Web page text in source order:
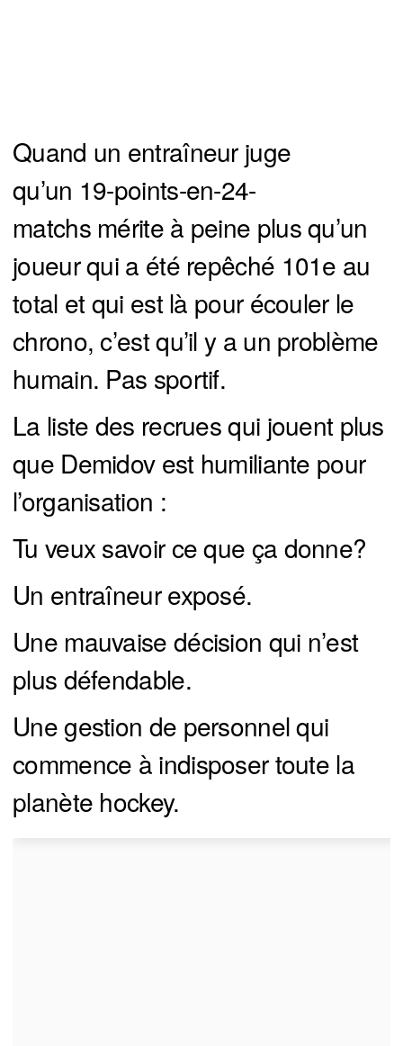
Quand un entraîneur juge
qu’un 19-points-en-24-
matchs mérite à peine plus qu’un
joueur qui a été repêché 101e au
total et qui est là pour écouler le
chrono, c’est qu’il y a un problème
humain. Pas sportif.
La liste des recrues qui jouent plus
que Demidov est humiliante pour
l’organisation :
Tu veux savoir ce que ça donne?
Un entraîneur exposé.
Une mauvaise décision qui n’est
plus défendable.
Une gestion de personnel qui
commence à indisposer toute la
planète hockey.